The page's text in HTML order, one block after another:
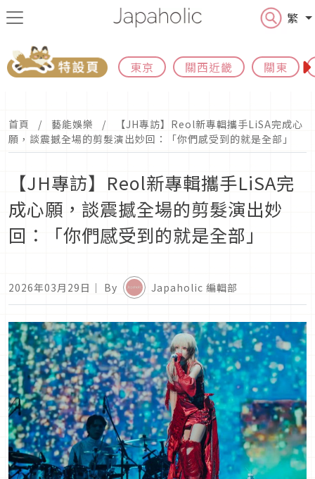
繁
東京 關西近畿 關東
首頁 藝能娛樂
【JH專訪】Reol新專輯攜手LiSA完成心
願，談震撼全場的剪髮演出妙回：「你們感受到的就是全部」
【JH專訪】Reol新專輯攜手LiSA完
成心願，談震撼全場的剪髮演出妙
回：「你們感受到的就是全部」
2026年03月29日 ｜ By Japaholic 編輯部